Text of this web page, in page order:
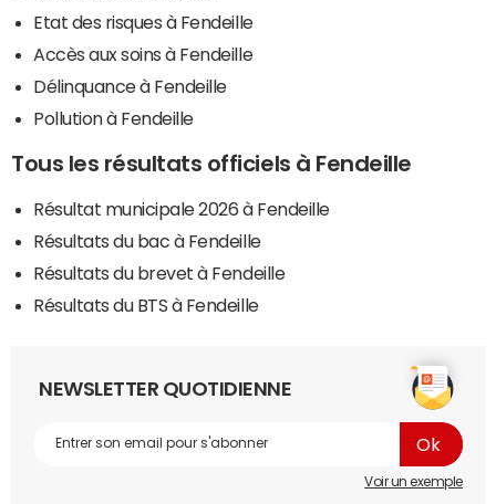
Etat des risques à Fendeille
Accès aux soins à Fendeille
Délinquance à Fendeille
Pollution à Fendeille
Tous les résultats officiels à Fendeille
Résultat municipale 2026 à Fendeille
Résultats du bac à Fendeille
Résultats du brevet à Fendeille
Résultats du BTS à Fendeille
NEWSLETTER QUOTIDIENNE
Voir un exemple